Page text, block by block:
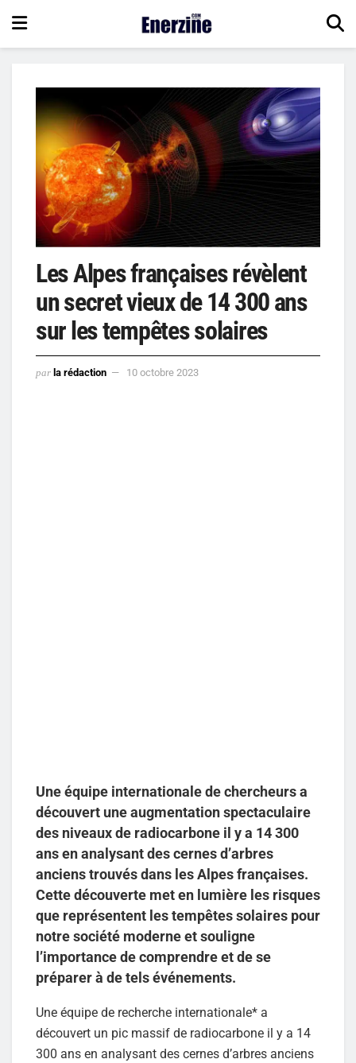
Les Alpes françaises révèlent
un secret vieux de 14 300 ans
sur les tempêtes solaires
par la rédaction 10 octobre 2023
Une équipe internationale de chercheurs a
découvert une augmentation spectaculaire
des niveaux de radiocarbone il y a 14 300
ans en analysant des cernes d’arbres
anciens trouvés dans les Alpes françaises.
Cette découverte met en lumière les risques
que représentent les tempêtes solaires pour
notre société moderne et souligne
l’importance de comprendre et de se
préparer à de tels événements.
Une équipe de recherche internationale* a
découvert un pic massif de radiocarbone il y a 14
300 ans en analysant des cernes d’arbres anciens